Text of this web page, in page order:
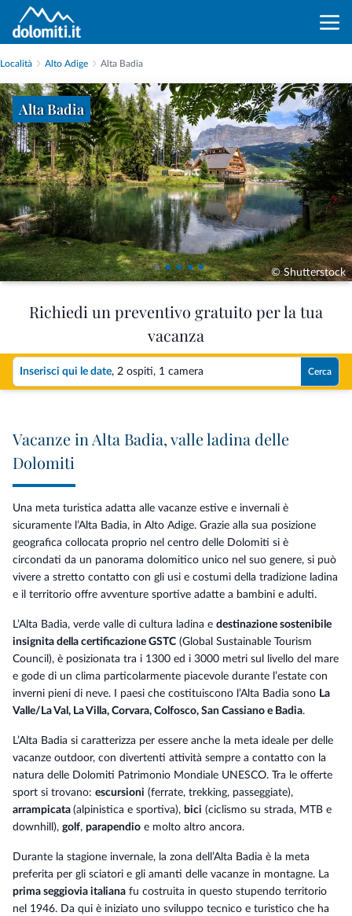
Località Alto Adige Alta Badia
Alta Badia
© Shutterstock
Richiedi un preventivo gratuito per la tua
vacanza
Inserisci qui le date, 2 ospiti, 1 camera Cerca
Vacanze in Alta Badia, valle ladina delle
Dolomiti
Una meta turistica adatta alle vacanze estive e invernali è
sicuramente l’Alta Badia, in Alto Adige. Grazie alla sua posizione
geografica collocata proprio nel centro delle Dolomiti si è
circondati da un panorama dolomitico unico nel suo genere, si può
vivere a stretto contatto con gli usi e costumi della tradizione ladina
e il territorio offre avventure sportive adatte a bambini e adulti.
L’Alta Badia, verde valle di cultura ladina e destinazione sostenibile
insignita della certificazione GSTC (Global Sustainable Tourism
Council), è posizionata tra i 1300 ed i 3000 metri sul livello del mare
e gode di un clima particolarmente piacevole durante l’estate con
inverni pieni di neve. I paesi che costituiscono l’Alta Badia sono La
Valle/La Val, La Villa, Corvara, Colfosco, San Cassiano e Badia.
L’Alta Badia si caratterizza per essere anche la meta ideale per delle
vacanze outdoor, con divertenti attività sempre a contatto con la
natura delle Dolomiti Patrimonio Mondiale UNESCO. Tra le offerte
sport si trovano: escursioni (ferrate, trekking, passeggiate),
arrampicata (alpinistica e sportiva), bici (ciclismo su strada, MTB e
downhill), golf, parapendio e molto altro ancora.
Durante la stagione invernale, la zona dell’Alta Badia è la meta
preferita per gli sciatori e gli amanti delle vacanze in montagne. La
prima seggiovia italiana fu costruita in questo stupendo territorio
nel 1946. Da qui è iniziato uno sviluppo tecnico e turistico che ha